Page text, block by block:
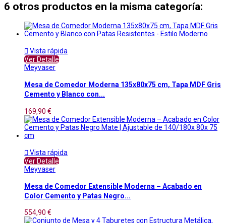
6 otros productos en la misma categoría:
 Vista rápida
Ver Detalle
Meyvaser
Mesa de Comedor Moderna 135x80x75 cm, Tapa MDF Gris
Cemento y Blanco con...
169,90 €
 Vista rápida
Ver Detalle
Meyvaser
Mesa de Comedor Extensible Moderna – Acabado en
Color Cemento y Patas Negro...
554,90 €